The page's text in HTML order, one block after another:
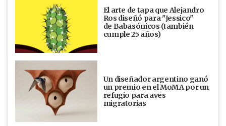
El arte de tapa que Alejandro
Ros diseñó para "Jessico"
de Babasónicos (también
cumple 25 años)
Un diseñador argentino ganó
un premio en el MoMA por un
refugio para aves
migratorias